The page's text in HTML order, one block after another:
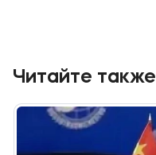
Читайте также